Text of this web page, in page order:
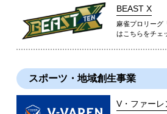
BEAST X
麻雀プロリーグ
はこちらをチェ
スポーツ・地域創生事業
V・ファーレ